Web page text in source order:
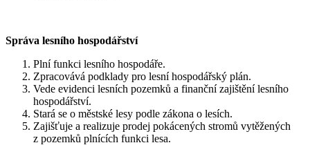
Správa lesního hospodářství
Plní funkci lesního hospodáře.
Zpracovává podklady pro lesní hospodářský plán.
Vede evidenci lesních pozemků a finanční zajištění lesního
hospodářství.
Stará se o městské lesy podle zákona o lesích.
Zajišťuje a realizuje prodej pokácených stromů vytěžených
z pozemků plnících funkci lesa.